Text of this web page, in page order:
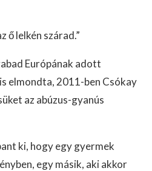
ő lelkén szárad.”
Európának adott
elmondta, 2011-ben Csókay
az abúzus-gyanús
ki, hogy egy gyermek
egy másik, aki akkor